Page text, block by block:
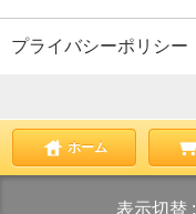
プライバシーポリシー
ホーム
表示切替 :